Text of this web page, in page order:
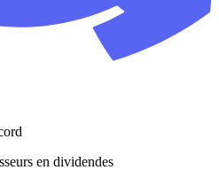
en dividendes